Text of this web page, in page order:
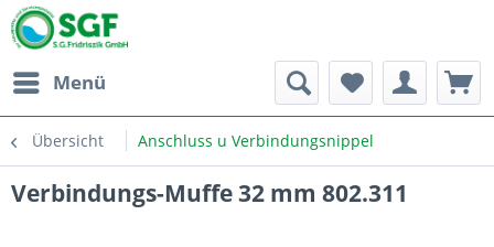
Menü
Übersicht Anschluss u Verbindungsnippel
Verbindungs-Muffe 32 mm 802.311